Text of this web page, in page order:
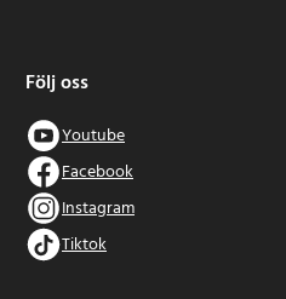
Följ oss
Youtube
Facebook
Instagram
Tiktok